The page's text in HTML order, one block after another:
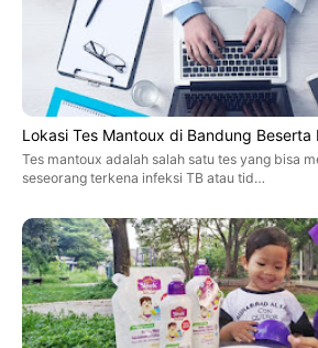
Lokasi Tes Mantoux di Bandung Beserta
Tes mantoux adalah salah satu tes yang bisa
seseorang terkena infeksi TB atau tid…